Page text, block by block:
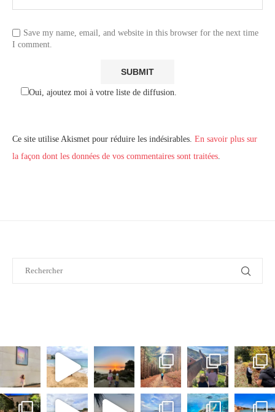
Save my name, email, and website in this browser for the next time
I comment.
Oui, ajoutez moi à votre liste de diffusion.
Ce site utilise Akismet pour réduire les indésirables. En savoir plus sur
la façon dont les données de vos commentaires sont traitées.